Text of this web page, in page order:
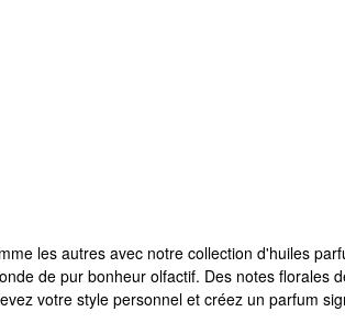
les autres avec notre collection d'huiles
de pur bonheur olfactif. Des notes
votre style personnel et créez un parfum